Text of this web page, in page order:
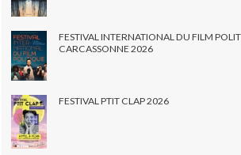
FESTIVAL INTERNATIONAL DU FILM
CARCASSONNE 2026
FESTIVAL PTIT CLAP 2026